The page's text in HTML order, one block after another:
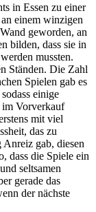
in Essen zu einer
einem winzigen
geworden, an
bilden, dass sie in
mussten.
Ständen. Die Zahl
Spielen gab es
einige
im Vorverkauf
mit viel
das zu
Anreiz gab, diesen
dass die Spiele ein
seltsamen
gerade das
der nächste